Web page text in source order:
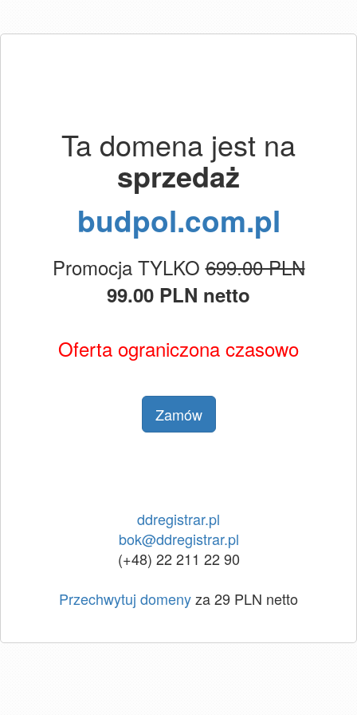
Ta domena jest na
sprzedaż
budpol.com.pl
Promocja TYLKO699.00 PLN
99.00 PLN netto
Oferta ograniczona czasowo
Zamów
ddregistrar.pl
bok@ddregistrar.pl
(+48) 22 211 22 90
Przechwytuj domenyza 29 PLN netto